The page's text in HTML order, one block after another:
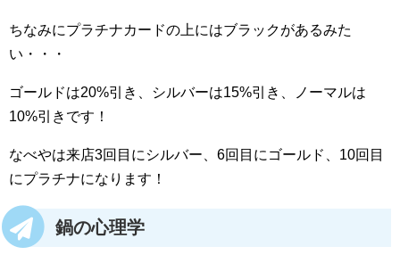
ちなみにプラチナカードの上にはブラックがあるみた
い・・・
ゴールドは20%引き、シルバーは15%引き、ノーマルは
10%引きです！
なべやは来店3回目にシルバー、6回目にゴールド、10回目
にプラチナになります！
鍋の心理学